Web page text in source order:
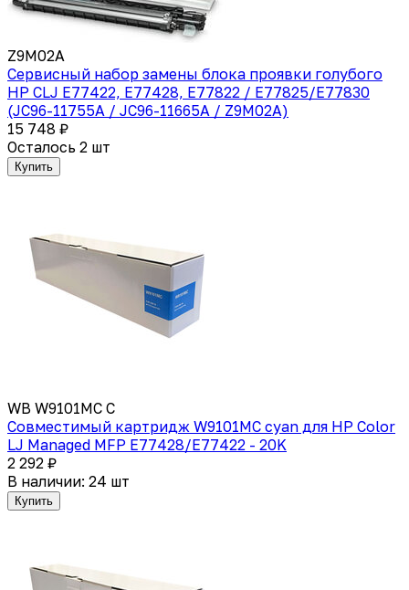
Z9M02A
Сервисный набор замены блока проявки голубого
HP CLJ E77422, E77428, E77822 / E77825/E77830
(JC96-11755A / JC96-11665A / Z9M02A)
15 748 ₽
Осталось 2 шт
Купить
WB W9101MC C
Совместимый картридж W9101MC cyan для HP Color
LJ Managed MFP E77428/E77422 - 20K
2 292 ₽
В наличии: 24 шт
Купить